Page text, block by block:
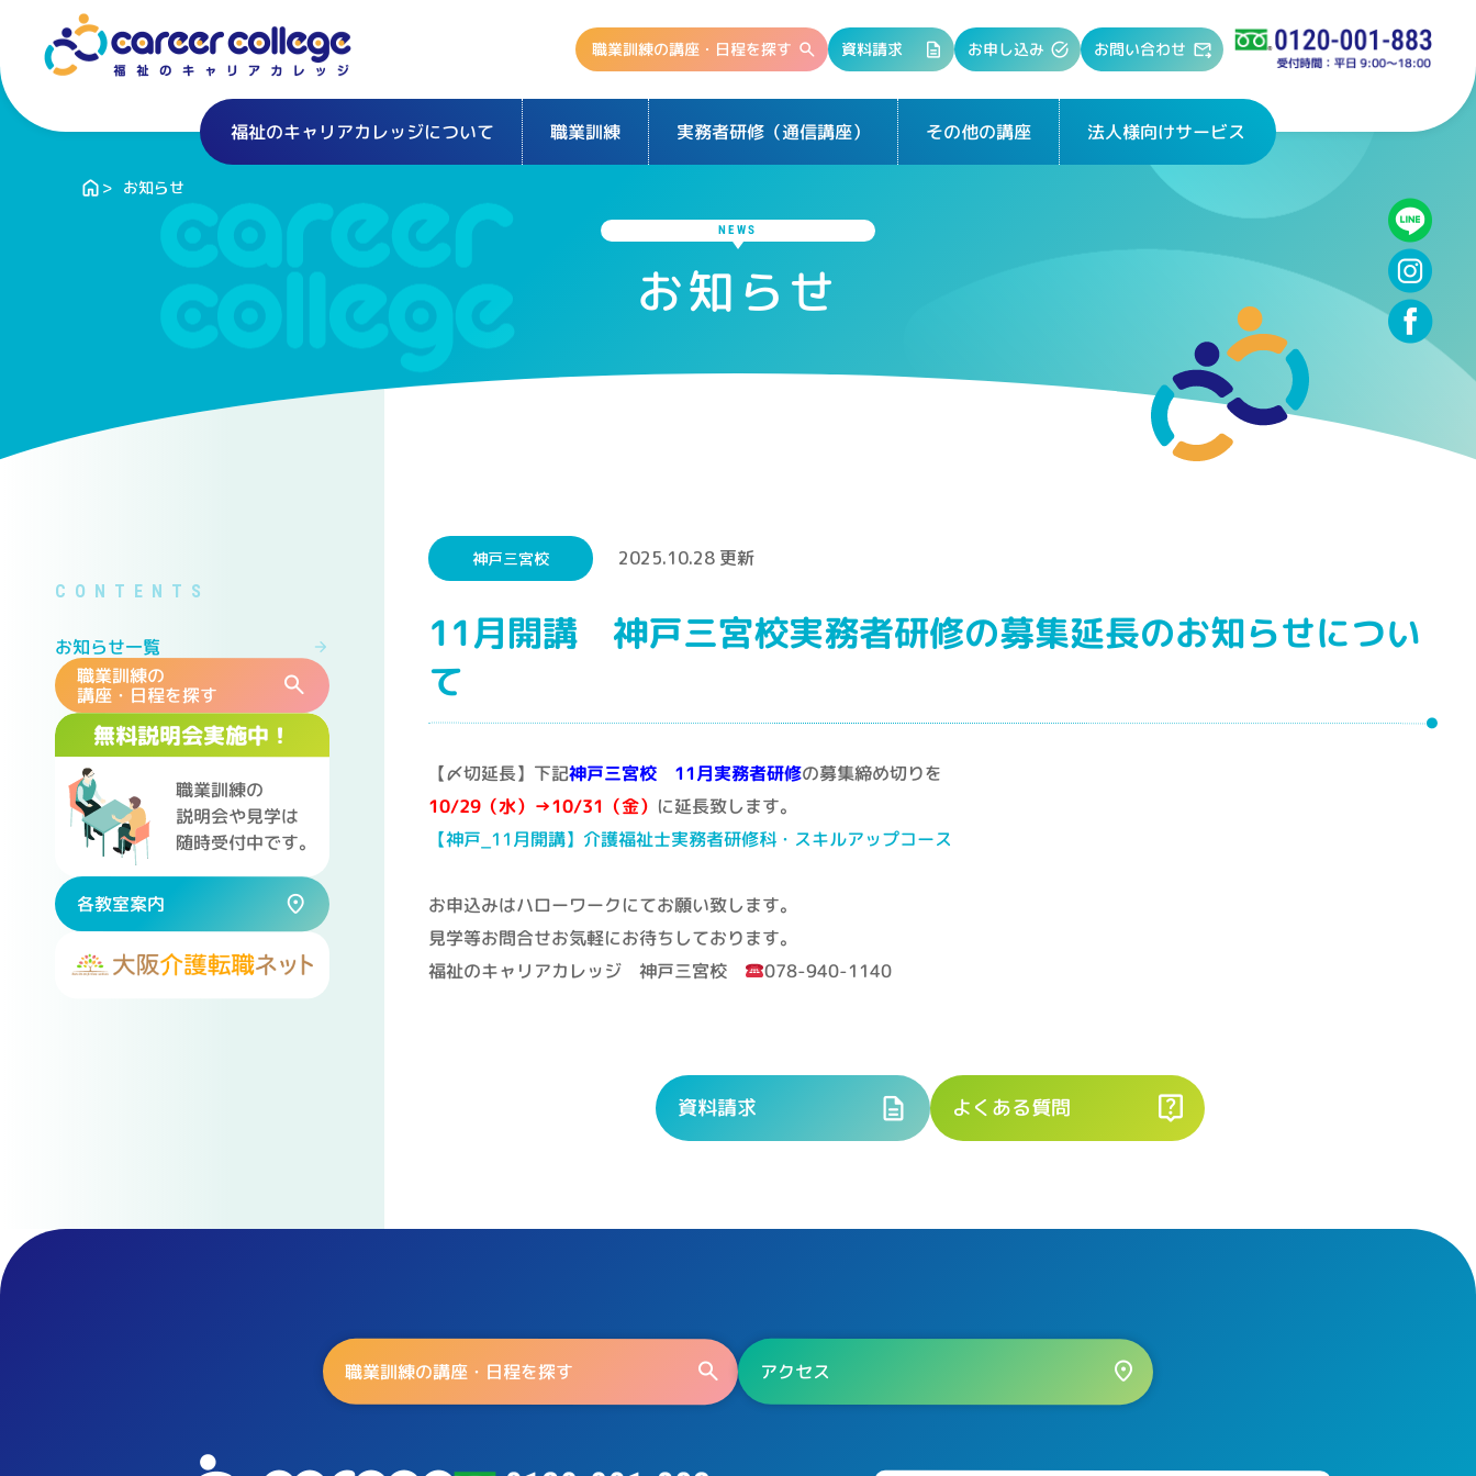
職業訓練の講座・日程を探す 資料請求 お申し込み お問い合わせ
福祉のキャリアカレッジについて 職業訓練 実務者研修（通信講座） その他の講座 法人様向けサービス
お知らせ
NEWS
お知らせ
お知らせ一覧
職業訓練の
講座・日程を探す
無料説明会実施中！
職業訓練の
説明会や見学は
随時受付中です。
各教室案内
神戸三宮校 2025.10.28 更新
11月開講 神戸三宮校実務者研修の募集延長のお知らせについ
て
【〆切延長】下記神戸三宮校 11月実務者研修の募集締め切りを
10/29（水）→10/31（金） に延長致します。
【神戸_11月開講】介護福祉士実務者研修科・スキルアップコース
お申込みはハローワークにてお願い致します。
見学等お問合せお気軽にお待ちしております。
福祉のキャリアカレッジ 神戸三宮校 078-940-1140
資料請求 よくある質問
職業訓練の講座・日程を探す アクセス